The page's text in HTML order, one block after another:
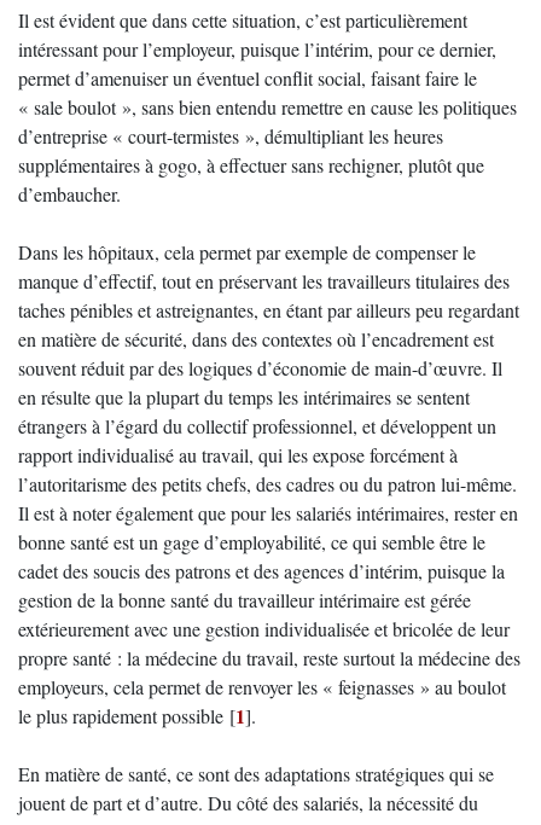
Il est évident que dans cette situation, c’est particulièrement
intéressant pour l’employeur, puisque l’intérim, pour ce dernier,
permet d’amenuiser un éventuel conflit social, faisant faire le
« sale boulot », sans bien entendu remettre en cause les politiques
d’entreprise « court-termistes », démultipliant les heures
supplémentaires à gogo, à effectuer sans rechigner, plutôt que
d’embaucher.
Dans les hôpitaux, cela permet par exemple de compenser le
manque d’effectif, tout en préservant les travailleurs titulaires des
taches pénibles et astreignantes, en étant par ailleurs peu regardant
en matière de sécurité, dans des contextes où l’encadrement est
souvent réduit par des logiques d’économie de main-d’œuvre. Il
en résulte que la plupart du temps les intérimaires se sentent
étrangers à l’égard du collectif professionnel, et développent un
rapport individualisé au travail, qui les expose forcément à
l’autoritarisme des petits chefs, des cadres ou du patron lui-même.
Il est à noter également que pour les salariés intérimaires, rester en
bonne santé est un gage d’employabilité, ce qui semble être le
cadet des soucis des patrons et des agences d’intérim, puisque la
gestion de la bonne santé du travailleur intérimaire est gérée
extérieurement avec une gestion individualisée et bricolée de leur
propre santé : la médecine du travail, reste surtout la médecine des
employeurs, cela permet de renvoyer les « feignasses » au boulot
le plus rapidement possible [1].
En matière de santé, ce sont des adaptations stratégiques qui se
jouent de part et d’autre. Du côté des salariés, la nécessité du